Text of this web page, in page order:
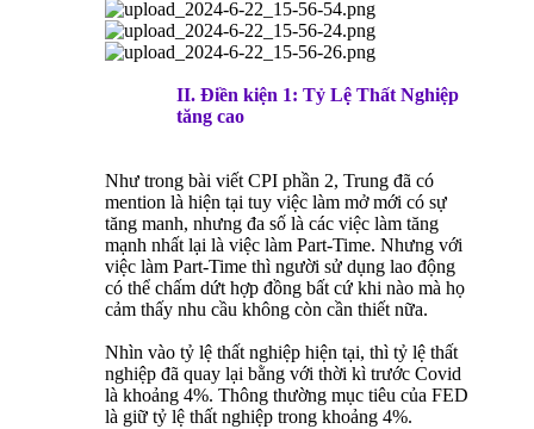
II. Điền kiện 1: Tỷ Lệ Thất Nghiệp
tăng cao
Như trong bài viết CPI phần 2, Trung đã có
mention là hiện tại tuy việc làm mở mới có sự
tăng manh, nhưng đa số là các việc làm tăng
mạnh nhất lại là việc làm Part-Time. Nhưng với
việc làm Part-Time thì người sử dụng lao động
có thể chấm dứt hợp đồng bất cứ khi nào mà họ
cảm thấy nhu cầu không còn cần thiết nữa.
Nhìn vào tỷ lệ thất nghiệp hiện tại, thì tỷ lệ thất
nghiệp đã quay lại bằng với thời kì trước Covid
là khoảng 4%. Thông thường mục tiêu của FED
là giữ tỷ lệ thất nghiệp trong khoảng 4%.